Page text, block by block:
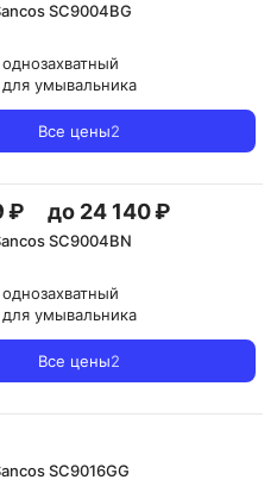
SC9004BG
однозахватный
для умывальника
Все цены2
₽ до 24 140 ₽
SC9004BN
однозахватный
для умывальника
Все цены2
SC9016GG